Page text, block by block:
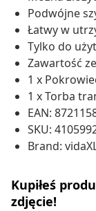
Podwójne
Łatwy w
Tylko do
Zawartość
1 x
1 x Torba
EAN:
SKU:
Brand:
Kupiłeś
zdjęcie!